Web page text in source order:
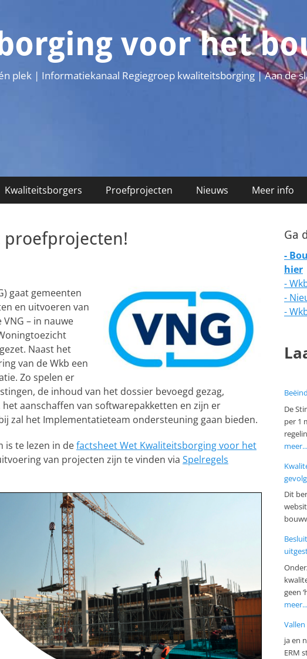
voor het
plek | Informatiekanaal Regiegroep kwaliteitsborging | Aan de
Kwaliteitsborgers Proefprojecten Nieuws Meer info
proefprojecten!
gaat gemeenten
en uitvoeren van
– in nauwe
Naast het
van de Wkb een
Zo spelen er
de inhoud van het dossier bevoegd gezag,
aanschaffen van softwarepakketten en zijn er
zal het Implementatieteam ondersteuning gaan bieden.
is te lezen in defactsheet Wet Kwaliteitsborging voor het
van projecten zijn te vinden via Spelregels
Ga
-
hier
-
-
-
De
per 1
meer...
Dit
geen
meer...
ja en
ERM